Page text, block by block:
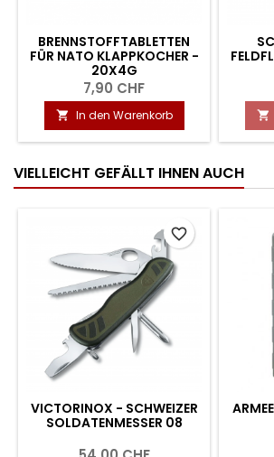
BRENNSTOFFTABLETTEN
FÜR NATO KLAPPKOCHER -
20X4G
7,90 CHF
 In den Warenkorb 
VIELLEICHT GEFÄLLT IHNEN AUCH
VICTORINOX - SCHWEIZER
SOLDATENMESSER 08
favorite_border